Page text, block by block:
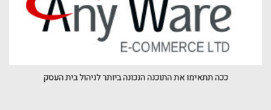
ככה תתאימו את התוכנה הנכונה ביותר לניהול בית העסק